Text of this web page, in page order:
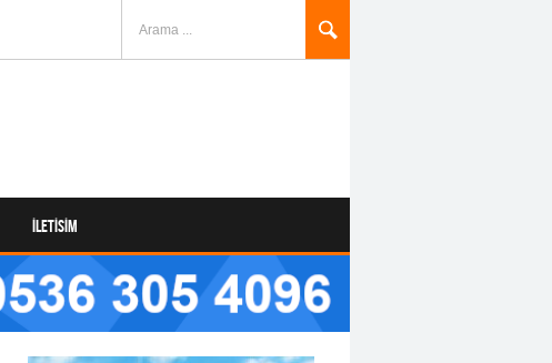
Arama ...
İLETISIM